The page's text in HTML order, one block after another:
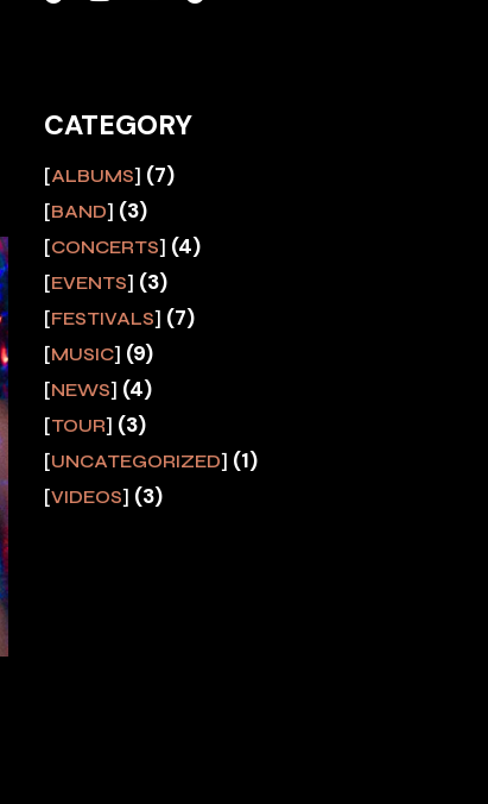
CATEGORY
ALBUMS (7)
BAND (3)
CONCERTS (4)
EVENTS (3)
FESTIVALS (7)
MUSIC (9)
NEWS (4)
TOUR (3)
UNCATEGORIZED (1)
VIDEOS (3)